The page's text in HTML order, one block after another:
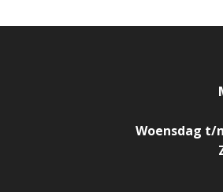
Woensdag t/